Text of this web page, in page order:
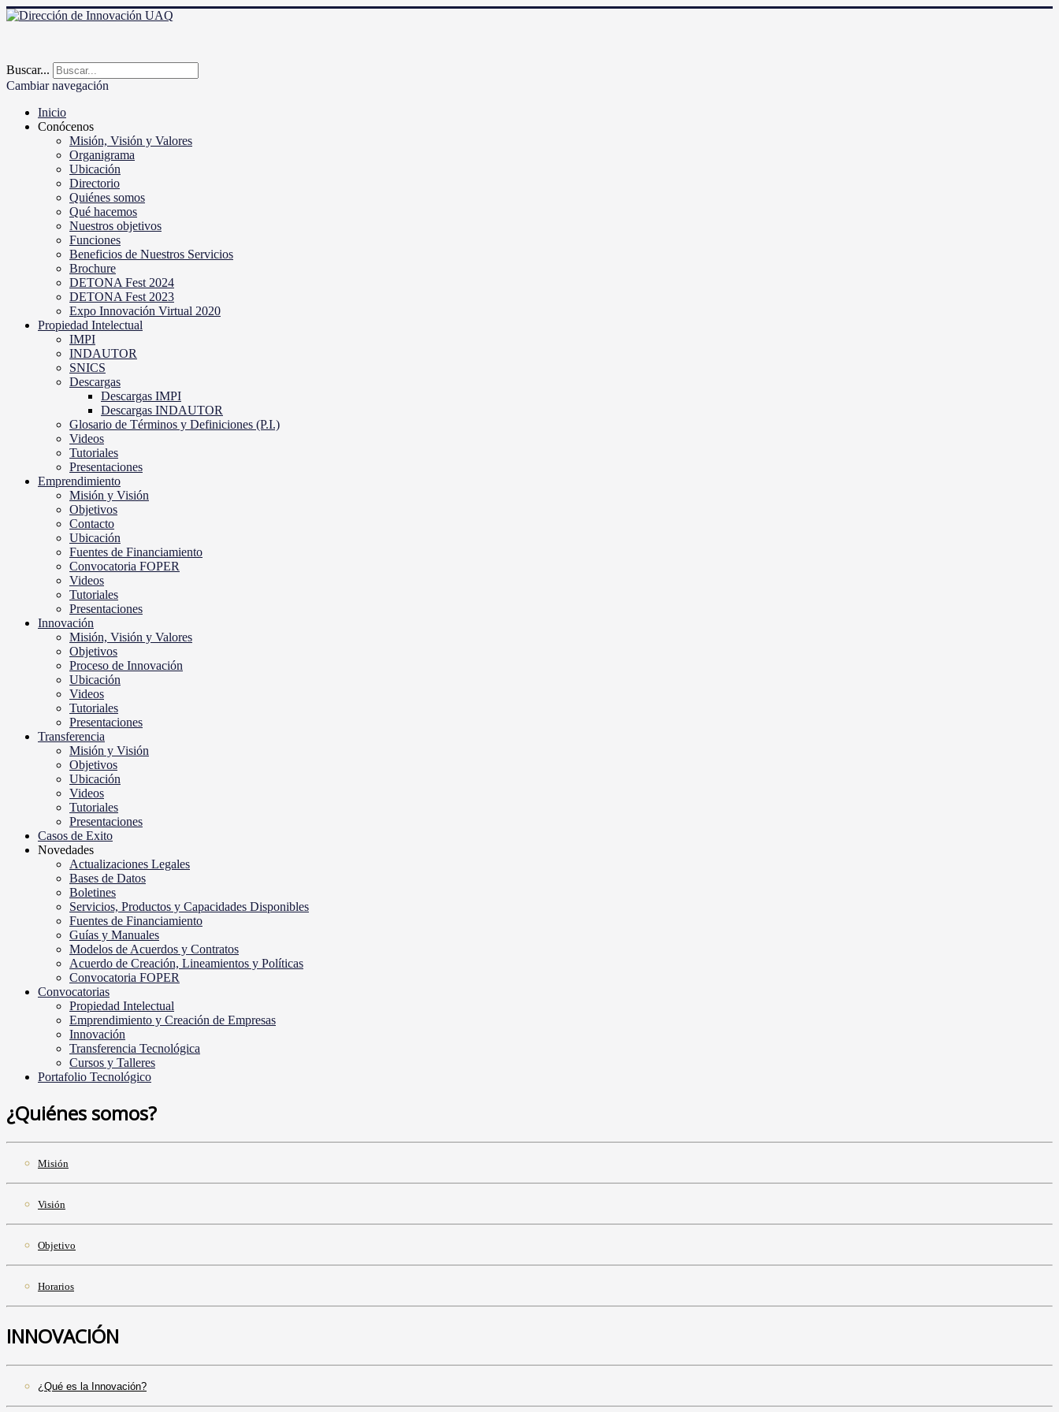
Buscar...
Cambiar navegación
Inicio
Conócenos
Misión, Visión y Valores
Organigrama
Ubicación
Directorio
Quiénes somos
Qué hacemos
Nuestros objetivos
Funciones
Beneficios de Nuestros Servicios
Brochure
DETONA Fest 2024
DETONA Fest 2023
Expo Innovación Virtual 2020
Propiedad Intelectual
IMPI
INDAUTOR
SNICS
Descargas
Descargas IMPI
Descargas INDAUTOR
Glosario de Términos y Definiciones (P.I.)
Videos
Tutoriales
Presentaciones
Emprendimiento
Misión y Visión
Objetivos
Contacto
Ubicación
Fuentes de Financiamiento
Convocatoria FOPER
Videos
Tutoriales
Presentaciones
Innovación
Misión, Visión y Valores
Objetivos
Proceso de Innovación
Ubicación
Videos
Tutoriales
Presentaciones
Transferencia
Misión y Visión
Objetivos
Ubicación
Videos
Tutoriales
Presentaciones
Casos de Exito
Novedades
Actualizaciones Legales
Bases de Datos
Boletines
Servicios, Productos y Capacidades Disponibles
Fuentes de Financiamiento
Guías y Manuales
Modelos de Acuerdos y Contratos
Acuerdo de Creación, Lineamientos y Políticas
Convocatoria FOPER
Convocatorias
Propiedad Intelectual
Emprendimiento y Creación de Empresas
Innovación
Transferencia Tecnológica
Cursos y Talleres
Portafolio Tecnológico
¿Quiénes somos?
Misión
Visión
Objetivo
Horarios
INNOVACIÓN
¿Qué es la Innovación?